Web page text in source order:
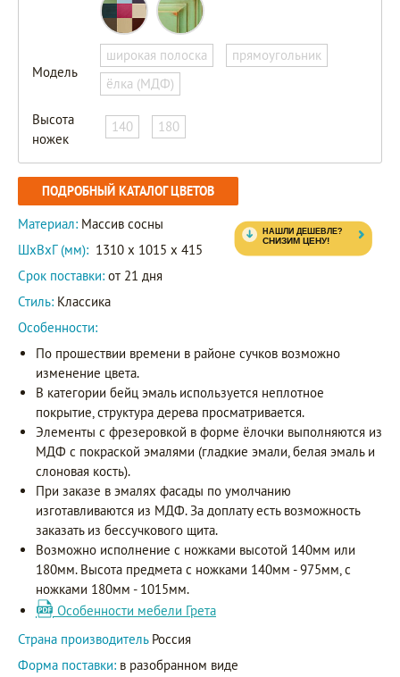
Модель
широкая полоска
прямоугольник
ёлка (МДФ)
Высота
ножек
140 180
ПОДРОБНЫЙ КАТАЛОГ ЦВЕТОВ
Материал: Массив сосны
ШxВxГ (мм): 1310 x 1015 x 415
Срок поставки: от 21 дня
Стиль: Классика
Особенности:
По прошествии времени в районе сучков возможно
изменение цвета.
В категории бейц эмаль используется неплотное
покрытие, структура дерева просматривается.
Элементы с фрезеровкой в форме ёлочки выполняются из
МДФ с покраской эмалями (гладкие эмали, белая эмаль и
слоновая кость).
При заказе в эмалях фасады по умолчанию
изготавливаются из МДФ. За доплату есть возможность
заказать из бессучкового щита.
Возможно исполнение с ножками высотой 140мм или
180мм. Высота предмета с ножками 140мм - 975мм, с
ножками 180мм - 1015мм.
Особенности мебели Грета
Страна производитель Россия
Форма поставки: в разобранном виде